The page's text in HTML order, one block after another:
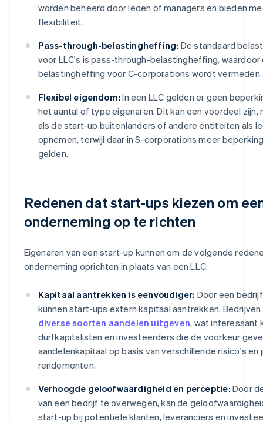
worden beheerd door leden of managers en bieden
flexibiliteit.
Pass-through-belastingheffing: De standaard
voor LLC's is pass-through-belastingheffing, waardoor
belastingheffing voor C-corporations wordt vermeden.
Flexibel eigendom: In een LLC gelden er geen
het aantal of type eigenaren. Dit kan een voordeel zijn,
als de start-up buitenlanders of andere entiteiten als
opnemen, terwijl daar in S-corporations meer
gelden.
Redenen dat start-ups kiezen om
onderneming op te richten
Eigenaren van een start-up kunnen om de volgende
onderneming oprichten in plaats van een LLC:
Kapitaal aantrekken is eenvoudiger: Door een
kunnen start-ups extern kapitaal aantrekken. Bedrijven
diverse soorten aandelen uitgeven, wat interessant
durfkapitalisten en investeerders die de voorkeur
aandelenkapitaal op basis van verschillende risico's
rendementen.
Verhoogde geloofwaardigheid en perceptie: Door
van een bedrijf te overwegen, kan de
start-up bij potentiële klanten, leveranciers en